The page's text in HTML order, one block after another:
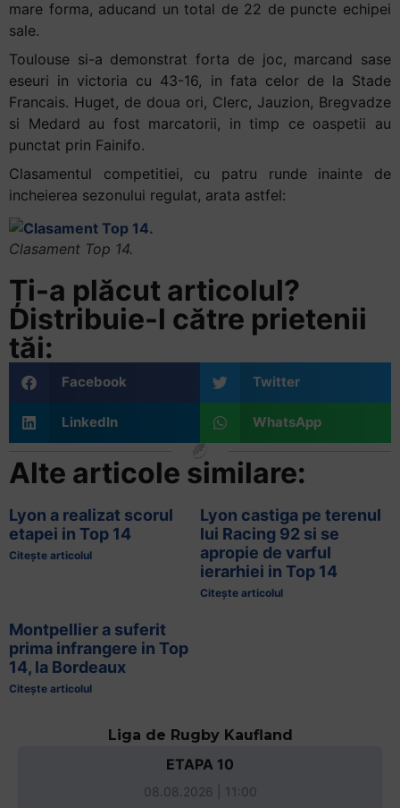
mare forma, aducand un total de 22 de puncte echipei
sale.
Toulouse si-a demonstrat forta de joc, marcand sase
eseuri in victoria cu 43-16, in fata celor de la Stade
Francais. Huget, de doua ori, Clerc, Jauzion, Bregvadze
si Medard au fost marcatorii, in timp ce oaspetii au
punctat prin Fainifo.
Clasamentul competitiei, cu patru runde inainte de
incheierea sezonului regulat, arata astfel:
Clasament Top 14.
Ți-a plăcut articolul?
Distribuie-l către prietenii
tăi:
Facebook Twitter
LinkedIn WhatsApp
Alte articole similare:
Lyon a realizat scorul
etapei in Top 14
Citește articolul
Lyon castiga pe terenul
lui Racing 92 si se
apropie de varful
ierarhiei in Top 14
Citește articolul
Montpellier a suferit
prima infrangere in Top
14, la Bordeaux
Citește articolul
Liga de Rugby Kaufland
ETAPA 10
08.08.2026 | 11:00